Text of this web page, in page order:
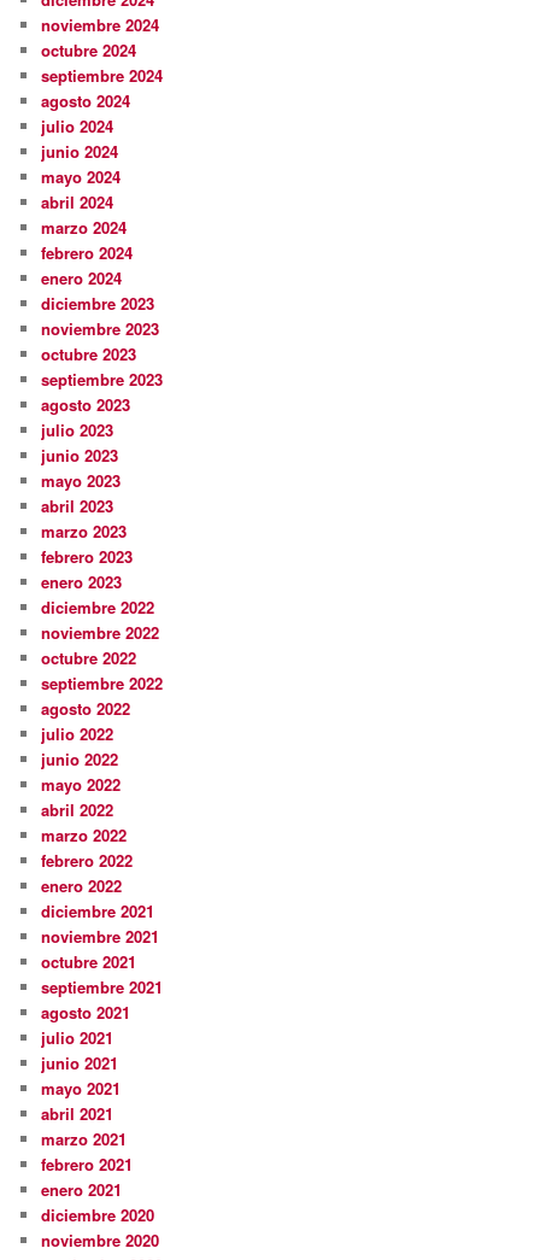
noviembre 2024
octubre 2024
septiembre 2024
agosto 2024
julio 2024
junio 2024
mayo 2024
abril 2024
marzo 2024
febrero 2024
enero 2024
diciembre 2023
noviembre 2023
octubre 2023
septiembre 2023
agosto 2023
julio 2023
junio 2023
mayo 2023
abril 2023
marzo 2023
febrero 2023
enero 2023
diciembre 2022
noviembre 2022
octubre 2022
septiembre 2022
agosto 2022
julio 2022
junio 2022
mayo 2022
abril 2022
marzo 2022
febrero 2022
enero 2022
diciembre 2021
noviembre 2021
octubre 2021
septiembre 2021
agosto 2021
julio 2021
junio 2021
mayo 2021
abril 2021
marzo 2021
febrero 2021
enero 2021
diciembre 2020
noviembre 2020